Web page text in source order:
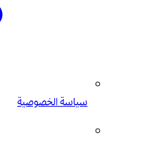
سياسة الخصوصية